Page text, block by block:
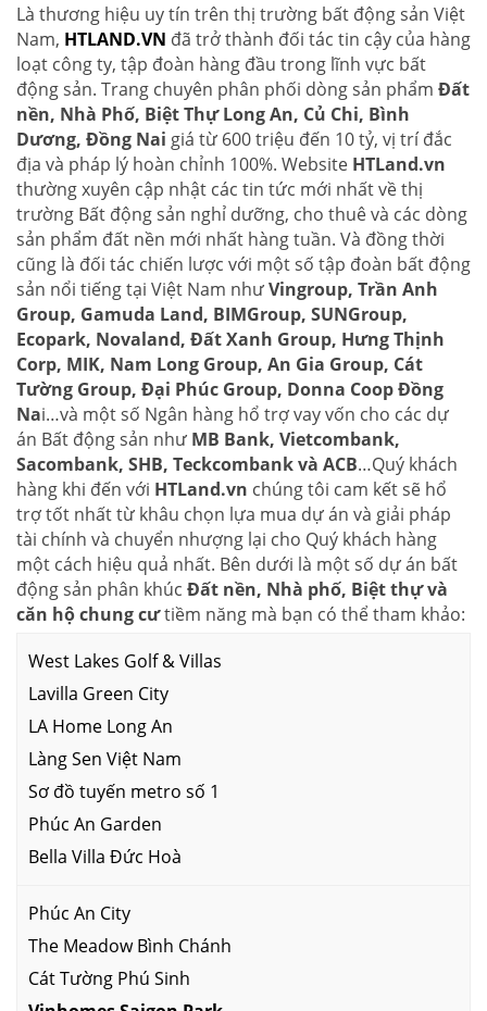
Là thương hiệu uy tín trên thị trường bất động sản Việt
Nam, HTLAND.VN đã trở thành đối tác tin cậy của hàng
loạt công ty, tập đoàn hàng đầu trong lĩnh vực bất
động sản. Trang chuyên phân phối dòng sản phẩm Đất
nền, Nhà Phố, Biệt Thự Long An, Củ Chi, Bình
Dương, Đồng Nai giá từ 600 triệu đến 10 tỷ, vị trí đắc
địa và pháp lý hoàn chỉnh 100%. Website HTLand.vn
thường xuyên cập nhật các tin tức mới nhất về thị
trường Bất động sản nghỉ dưỡng, cho thuê và các dòng
sản phẩm đất nền mới nhất hàng tuần. Và đồng thời
cũng là đối tác chiến lược với một số tập đoàn bất động
sản nổi tiếng tại Việt Nam nhưVingroup, Trần Anh
Group, Gamuda Land, BIMGroup, SUNGroup,
Ecopark, Novaland, Đất Xanh Group, Hưng Thịnh
Corp, MIK, Nam Long Group, An Gia Group, Cát
Tường Group, Đại Phúc Group, Donna Coop Đồng
Nai…và một số Ngân hàng hổ trợ vay vốn cho các dự
án Bất động sản như MB Bank, Vietcombank,
Sacombank, SHB, Teckcombank và ACB…Quý khách
hàng khi đến với HTLand.vn chúng tôi cam kết sẽ hổ
trợ tốt nhất từ khâu chọn lựa mua dự án và giải pháp
tài chính và chuyển nhượng lại cho Quý khách hàng
một cách hiệu quả nhất. Bên dưới là một số dự án bất
động sản phân khúc Đất nền, Nhà phố, Biệt thự và
căn hộ chung cưtiềm năng mà bạn có thể tham khảo:
West Lakes Golf & Villas
Lavilla Green City
LA Home Long An
Làng Sen Việt Nam
Sơ đồ tuyến metro số 1
Phúc An Garden
Bella Villa Đức Hoà
Phúc An City
The Meadow Bình Chánh
Cát Tường Phú Sinh